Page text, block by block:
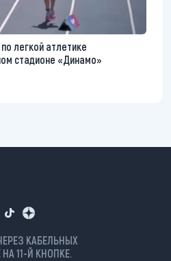
легкой атлетике
стадионе «Динамо»
КАБЕЛЬНЫХ
11-Й КНОПКЕ.